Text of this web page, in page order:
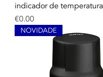
indicador de temperatura
Price
€0.00
NOVIDADE